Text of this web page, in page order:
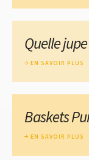
Quelle
EN SAVOIR PLUS
Baskets
EN SAVOIR PLUS